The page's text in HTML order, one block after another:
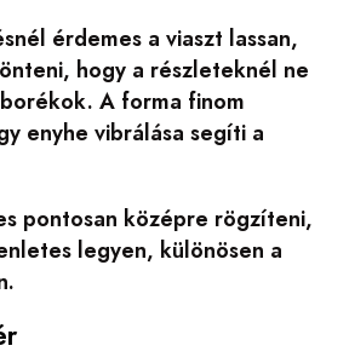
érdemes a viaszt lassan,
hogy a részleteknél ne
A forma finom
enyhe vibrálása segíti a
pontosan középre rögzíteni,
legyen, különösen a